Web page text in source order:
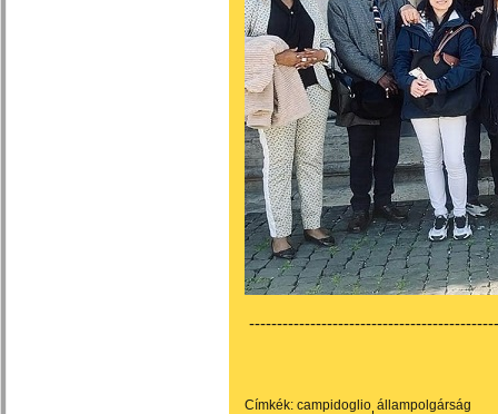
Címkék: campidoglio állampolgárság